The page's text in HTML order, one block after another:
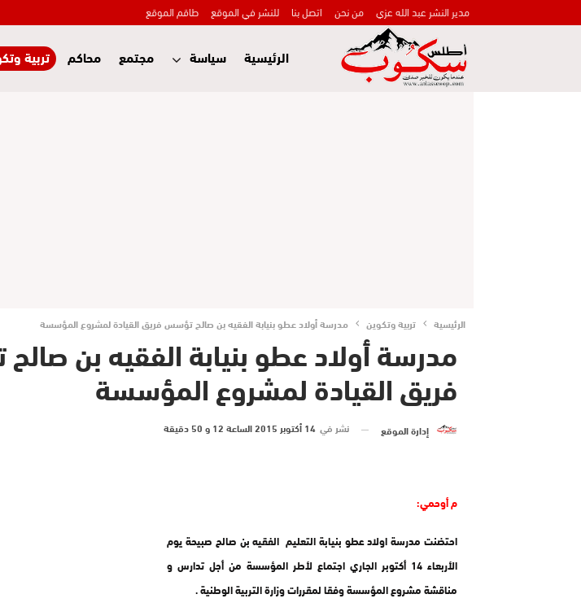
مدير النشر عبد الله عزي من نحن اتصل بنا للنشر في الموقع طاقم الموقع
الرئيسية سياسة مجتمع محاكم تربية
الرئيسية تربية وتكوين مدرسة أولاد عطو بنيابة الفقيه بن صالح تؤسس فريق القيادة لمشروع المؤسسة
مدرسة أولاد عطو بنيابة الفقيه بن
فريق القيادة لمشروع المؤسسة
إدارة الموقع نشر في 14 أكتوبر 2015 الساعة 12 و 50 دقيقة
م أوحمي:
احتضنت مدرسة اولاد عطو بنيابة التعليم الفقيه بن صالح صبيحة يوم
الأربعاء 14 أكتوبر الجاري اجتماع لأطر المؤسسة من أجل تدارس و
مناقشة مشروع المؤسسة وفقا لمقررات وزارة التربية الوطنية .